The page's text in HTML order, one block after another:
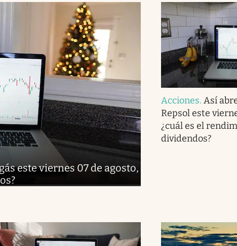
este viernes 07 de agosto,
Acciones.Así
Repsol este
¿cuál es el
dividendos?